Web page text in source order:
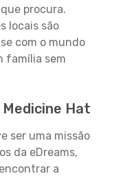
procura.
locais são
com o mundo
família sem
Hat
ser uma missão
da eDreams,
a